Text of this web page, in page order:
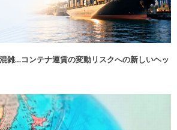
雑…コンテナ運賃の変動リスクへの新しいヘッ